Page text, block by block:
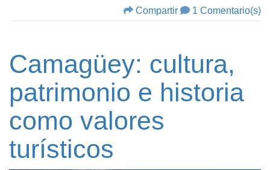
Compartir 1 Comentario(s)
Camagüey: cultura,
patrimonio e historia
como valores
turísticos